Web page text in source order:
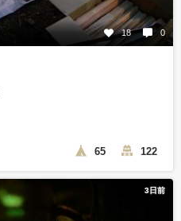
18 0
65 122
3日前